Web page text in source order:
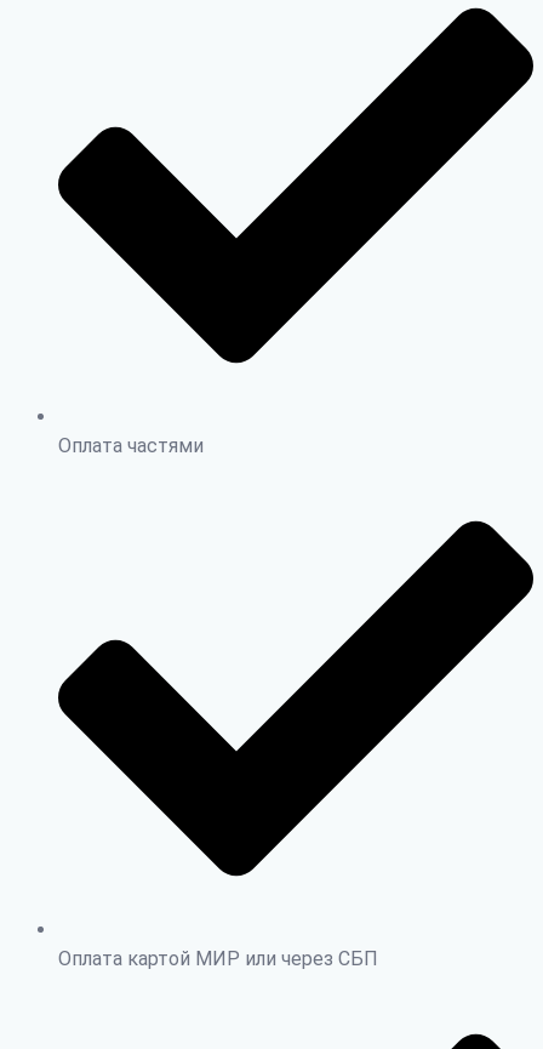
Оплата частями
Оплата картой МИР или через СБП